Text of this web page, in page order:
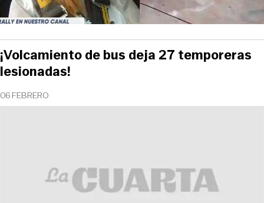
06 FEBRERO
¡Volcamiento de bus deja 27 temporeras
lesionadas!